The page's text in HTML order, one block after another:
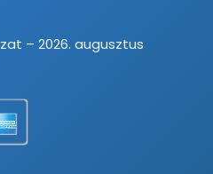
– 2026. augusztus